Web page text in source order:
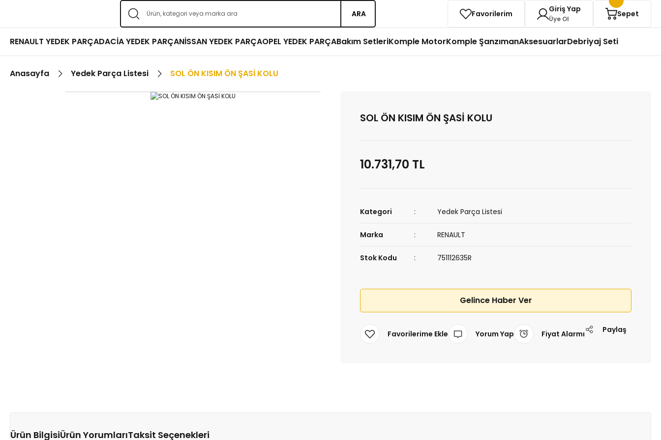
ARA Favorilerim Giriş Yap
Üye Ol
Sepet
RENAULT YEDEK PARÇADACİA YEDEK PARÇANİSSAN YEDEK PARÇAOPEL YEDEK PARÇABakım SetleriKomple MotorKomple ŞanzımanAksesuarlarDebriyaj Seti
Anasayfa Yedek Parça Listesi SOL ÖN KISIM ÖN ŞASİ KOLU
SOL ÖN KISIM ÖN ŞASİ KOLU
10.731,70 TL
Kategori Yedek Parça Listesi
Marka RENAULT
Stok Kodu 751112635R
Gelince Haber Ver
Yorum Yap Fiyat Alarmı Paylaş
Ürün BilgisiÜrün YorumlarıTaksit Seçenekleri